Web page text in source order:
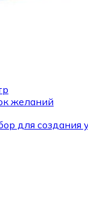
желаний
для создания